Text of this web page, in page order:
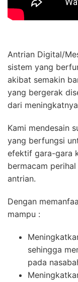
Antrian Digital/
sistem yang
akibat semakin
yang bergerak
dari
Kami mendesain
yang berfungsi
efektif gara-gara
bermacam
antrian.
Dengan
mampu :
sehingga
pada